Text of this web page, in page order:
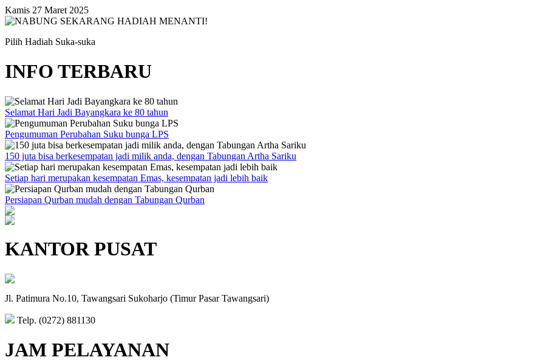
Kamis 27 Maret 2025
Pilih Hadiah Suka-suka
INFO TERBARU
Selamat Hari Jadi Bayangkara ke 80 tahun
Pengumuman Perubahan Suku bunga LPS
150 juta bisa berkesempatan jadi milik anda, dengan Tabungan Artha Sariku
Setiap hari merupakan kesempatan Emas, kesempatan jadi lebih baik
Persiapan Qurban mudah dengan Tabungan Qurban
KANTOR PUSAT
Jl. Patimura No.10, Tawangsari Sukoharjo (Timur Pasar Tawangsari)
Telp. (0272) 881130
JAM PELAYANAN